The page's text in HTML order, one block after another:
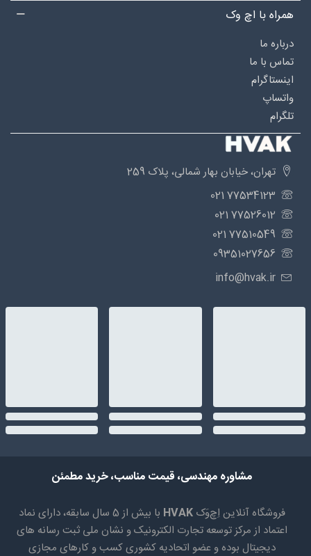
همراه با اچ وک
درباره‌ ما
تماس با ما
اینستاگرام
واتساپ
تلگرام
تهران، خیابان بهار شمالی، پلاک 259
77534123 021
77526012 021
77510549 021
09351027656
info@hvak.ir
مشاوره مهندسی، قیمت مناسب، خرید مطمئن
فروشگاه آنلاین اِچ‌وَک HVAK
با بیش از 5 سال سابقه، دارای نماد
اعتماد از مرکز توسعه تجارت الکترونیک و نشان ملی ثبت رسانه های
دیجیتال بوده و عضو اتحادیه کشوری کسب و کارهای مجازی